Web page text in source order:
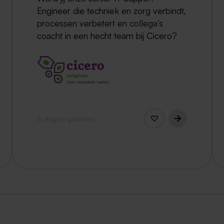
Engineer die techniek en zorg verbindt,
processen verbetert en collega’s
coacht in een hecht team bij Cicero?